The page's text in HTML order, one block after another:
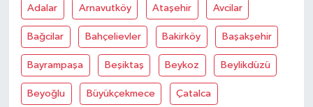
Adalar Arnavutköy Ataşehir Avcilar
Bağcilar Bahçelievler Bakirköy Başakşehir
Bayrampaşa Beşiktaş Beykoz Beylikdüzü
Beyoğlu Büyükçekmece Çatalca